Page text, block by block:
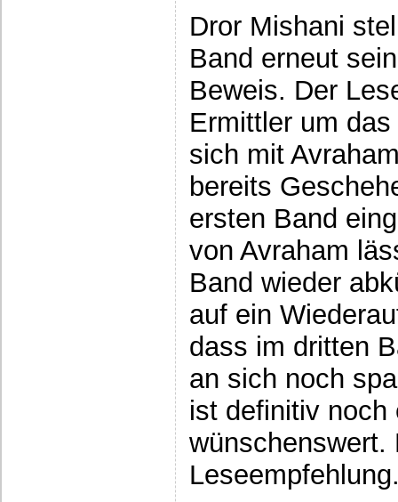
Dror Mishani
Band erneut
Beweis. Der
Ermittler um
sich mit
bereits
ersten Band
von Avraham
Band wieder
auf ein
dass im dritten
an sich noch
ist definitiv noch
wünschenswert.